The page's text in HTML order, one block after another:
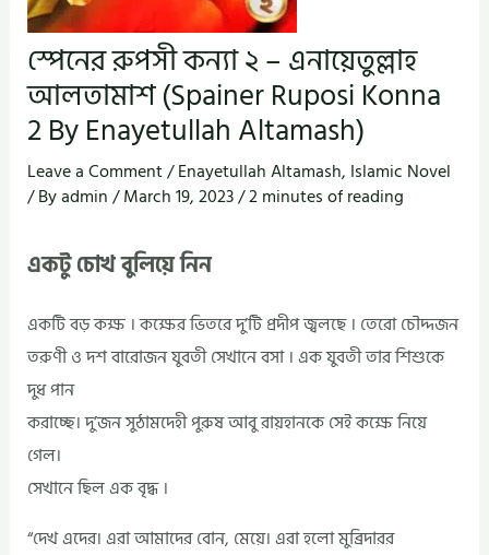
স্পেনের রুপসী কন্যা ২ – এনায়েতুল্লাহ
আলতামাশ (Spainer Ruposi Konna
2 By Enayetullah Altamash)
Leave a Comment/Enayetullah Altamash, Islamic Novel
/ Byadmin/March 19, 2023/2 minutes of reading
একটু চোখ বুলিয়ে নিন
একটি বড় কক্ষ । কক্ষের ভিতরে দু’টি প্রদীপ জ্বলছে । তেরো চৌদ্দজন
তরুণী ও দশ বারোজন যুবতী সেখানে বসা । এক যুবতী তার শিশুকে
দুধ পান
করাচ্ছে। দু’জন সুঠামদেহী পুরুষ আবু রায়হানকে সেই কক্ষে নিয়ে
গেল।
সেখানে ছিল এক বৃদ্ধ ।
“দেখ এদের। এরা আমাদের বোন, মেয়ে। এরা হলো মুব্রিদারর